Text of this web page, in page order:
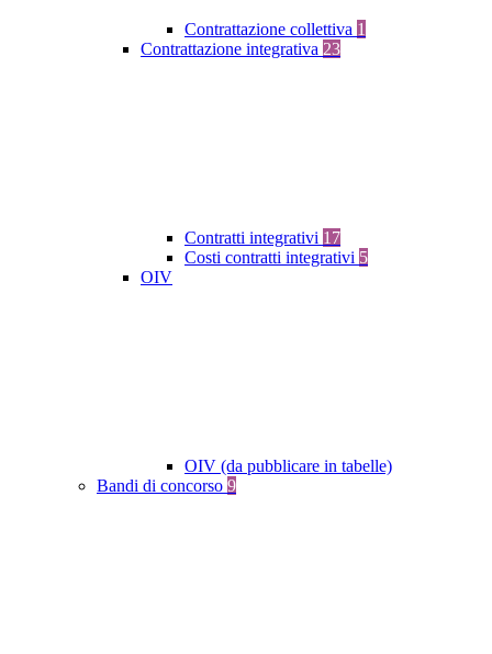
Contrattazione collettiva 1
Contrattazione integrativa 23
Contratti integrativi 17
Costi contratti integrativi 5
OIV
OIV (da pubblicare in tabelle)
Bandi di concorso 9